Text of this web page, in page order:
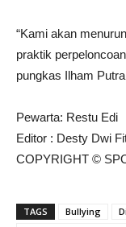
“Kami akan
praktik
pungkas Ilham
Pewarta: Restu Edi
Editor : Desty Dwi
COPYRIGHT ©
TAGS Bullying